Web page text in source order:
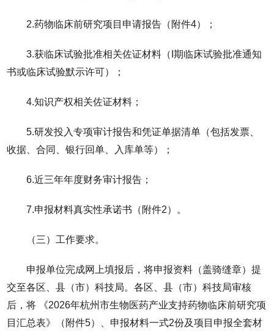
2.药物临床前研究项目申请报告（附件4）；
3.获临床试验批准相关佐证材料（I期临床试验批准通知
书或临床试验默示许可）；
4.知识产权相关佐证材料；
5.研发投入专项审计报告和凭证单据清单（包括发票、
收据、合同、银行回单、入库单等）；
6.近三年年度财务审计报告；
7.申报材料真实性承诺书（附件2）。
（三）工作要求。
申报单位完成网上填报后，将申报资料（盖骑缝章）提
交至各区、县（市）科技局。各区、县（市）科技局审核
后，将 《2026年杭州市生物医药产业支持药物临床前研究项
目汇总表》（附件5）、申报材料一式2份及项目申报全套材